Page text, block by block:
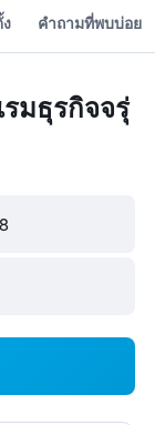
คำถามที่พบบ่อย
มธุรกิจจรุ่